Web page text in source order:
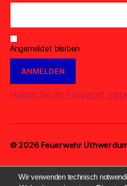
Angemeldet bleiben
Haben Sie Ihr Passwort
© 2026 Feuerwehr
Wir verwenden technisch